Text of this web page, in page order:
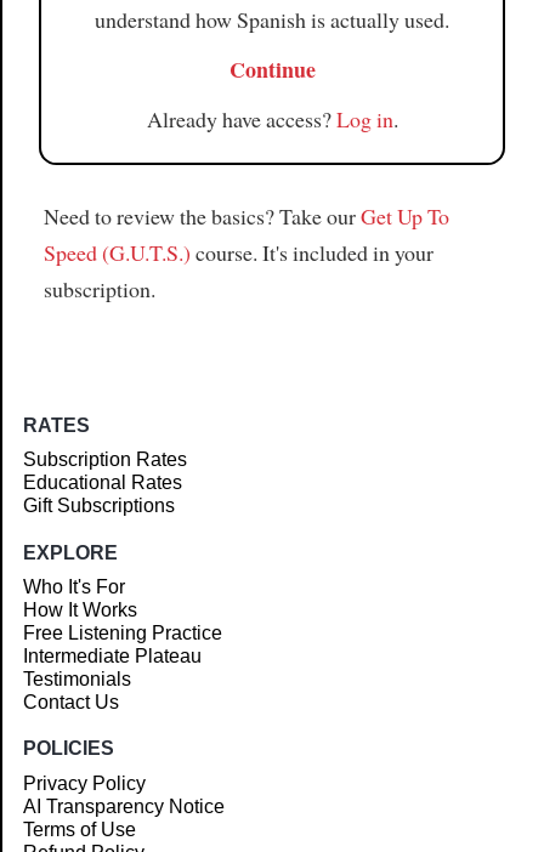
understand how Spanish is actually used.
Continue
Already have access?Log in.
Need to review the basics? Take ourGet Up To
Speed (G.U.T.S.) course. It's included in your
subscription.
RATES
Subscription Rates
Educational Rates
Gift Subscriptions
EXPLORE
Who It's For
How It Works
Free Listening Practice
Intermediate Plateau
Testimonials
Contact Us
POLICIES
Privacy Policy
AI Transparency Notice
Terms of Use